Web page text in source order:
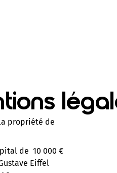
propriété de
de 10 000 €
Eiffel